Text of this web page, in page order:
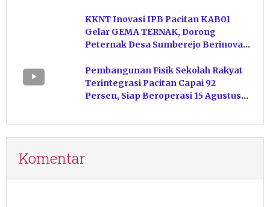
KKNT Inovasi IPB Pacitan KAB01
Gelar GEMA TERNAK, Dorong
Peternak Desa Sumberejo Berinovasi
Pembangunan Fisik Sekolah Rakyat
Terintegrasi Pacitan Capai 92
Persen, Siap Beroperasi 15 Agustus
Komentar